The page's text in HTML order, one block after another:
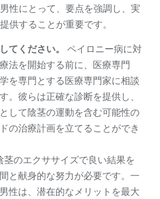
性にとって、要点を強調し、実
供することが重要です。
てください。
ペイロニー病に対
法を開始する前に、医療専門
を専門とする医療専門家に相談
。彼らは正確な診断を提供し、
して陰茎の運動を含む可能性の
の治療計画を立てることができ
茎のエクササイズで良い結果を
と献身的な努力が必要です。一
性は、潜在的なメリットを最大